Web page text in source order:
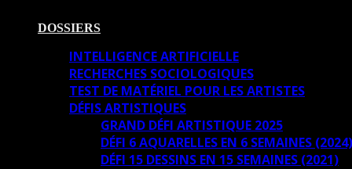
DOSSIERS
INTELLIGENCE ARTIFICIELLE
RECHERCHES SOCIOLOGIQUES
TEST DE MATÉRIEL POUR LES ARTISTES
DÉFIS ARTISTIQUES
GRAND DÉFI ARTISTIQUE 2025
DÉFI 6 AQUARELLES EN 6 SEMAINES (2024)
DÉFI 15 DESSINS EN 15 SEMAINES (2021)